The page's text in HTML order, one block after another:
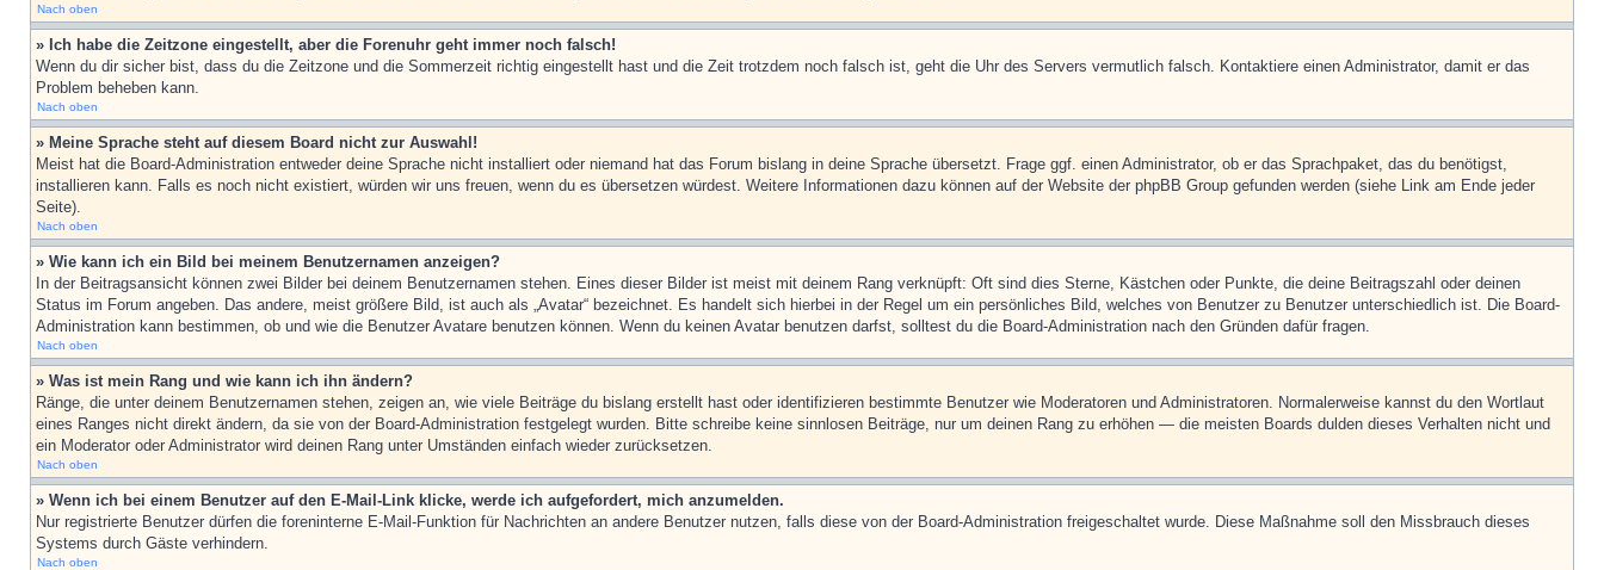
Nach oben
» Ich habe die Zeitzone eingestellt, aber die Forenuhr geht immer noch falsch!
Wenn du dir sicher bist, dass du die Zeitzone und die Sommerzeit richtig eingestellt hast und die Zeit trotzdem noch falsch ist, geht die Uhr des Servers vermutlich falsch. Kontaktiere einen Administrator, damit er das
Problem beheben kann.
Nach oben
» Meine Sprache steht auf diesem Board nicht zur Auswahl!
Meist hat die Board-Administration entweder deine Sprache nicht installiert oder niemand hat das Forum bislang in deine Sprache übersetzt. Frage ggf. einen Administrator, ob er das Sprachpaket, das du benötigst,
installieren kann. Falls es noch nicht existiert, würden wir uns freuen, wenn du es übersetzen würdest. Weitere Informationen dazu können auf der Website der phpBB Group gefunden werden (siehe Link am Ende jeder
Seite).
Nach oben
» Wie kann ich ein Bild bei meinem Benutzernamen anzeigen?
In der Beitragsansicht können zwei Bilder bei deinem Benutzernamen stehen. Eines dieser Bilder ist meist mit deinem Rang verknüpft: Oft sind dies Sterne, Kästchen oder Punkte, die deine Beitragszahl oder deinen
Status im Forum angeben. Das andere, meist größere Bild, ist auch als „Avatar“ bezeichnet. Es handelt sich hierbei in der Regel um ein persönliches Bild, welches von Benutzer zu Benutzer unterschiedlich ist. Die Board-
Administration kann bestimmen, ob und wie die Benutzer Avatare benutzen können. Wenn du keinen Avatar benutzen darfst, solltest du die Board-Administration nach den Gründen dafür fragen.
Nach oben
» Was ist mein Rang und wie kann ich ihn ändern?
Ränge, die unter deinem Benutzernamen stehen, zeigen an, wie viele Beiträge du bislang erstellt hast oder identifizieren bestimmte Benutzer wie Moderatoren und Administratoren. Normalerweise kannst du den Wortlaut
eines Ranges nicht direkt ändern, da sie von der Board-Administration festgelegt wurden. Bitte schreibe keine sinnlosen Beiträge, nur um deinen Rang zu erhöhen — die meisten Boards dulden dieses Verhalten nicht und
ein Moderator oder Administrator wird deinen Rang unter Umständen einfach wieder zurücksetzen.
Nach oben
» Wenn ich bei einem Benutzer auf den E-Mail-Link klicke, werde ich aufgefordert, mich anzumelden.
Nur registrierte Benutzer dürfen die foreninterne E-Mail-Funktion für Nachrichten an andere Benutzer nutzen, falls diese von der Board-Administration freigeschaltet wurde. Diese Maßnahme soll den Missbrauch dieses
Systems durch Gäste verhindern.
Nach oben